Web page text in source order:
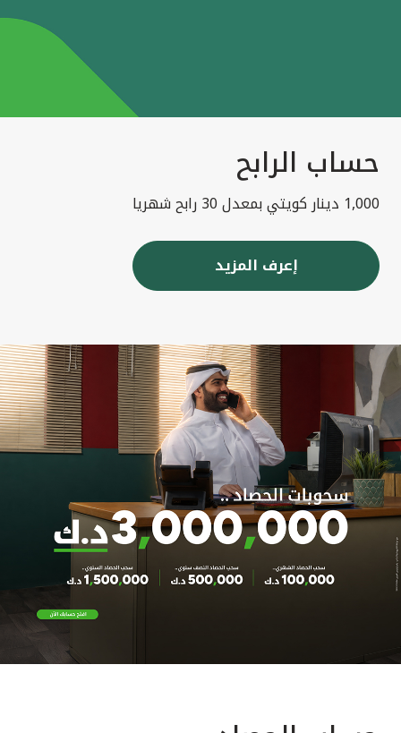
حساب الرابح
1,000 دينار كويتي بمعدل 30 رابح شهريا
إعرف المزيد